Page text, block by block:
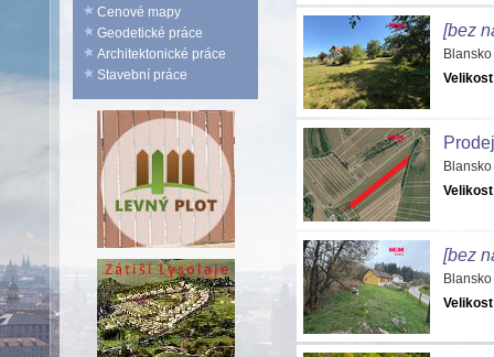
Cenové mapy
Geodetické práce
Architektonické práce
Stavební práce
[bez
[bez